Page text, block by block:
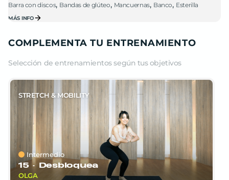
Barra con discos Bandas de glúteo Mancuernas Banco Esterilla
MÁS INFO
COMPLEMENTA TU ENTRENAMIENTO
Selección de entrenamientos según tus objetivos
STRETCH & MOBILITY
Intermedio
15 · Desbloquea
OLGA